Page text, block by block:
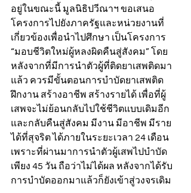
อยู่ในขณะนี้ มูลนิธิปวีณาฯ ขอเสนอ
โครงการไปยังภาครัฐและหน่วยงานที่
เกี่ยวข้องเพื่อนำไปศึกษา เป็นโครงการ
“มอบชีวิตใหม่ผู้หลงผิดคืนสู่สังคม” โดย
หลังจากที่มีการนำตัวผู้ที่ติดยาเสพติดมา
แล้ว ควรมีขั้นตอนการบำบัดยาเสพติด
ฝึกงาน สร้างอาชีพ สร้างรายได้ เพื่อที่ผู้
เสพจะไม่ย้อนกลับไปใช้ชีวิตแบบเดิมอีก
และกลับคืนสู่สังคม มีงาน มีอาชีพ มีราย
ได้ที่สุจริต ได้ภายในระยะเวลา 24 เดือน
เพราะที่ผ่านมาการนำตัวผู้เสพไปบำบัด
เพียง 45 วัน ถือว่าไม่ได้ผล หลังจากได้รับ
การบำบัดออกมาแล้วก็ยังเข้าสู่วงจรเดิม